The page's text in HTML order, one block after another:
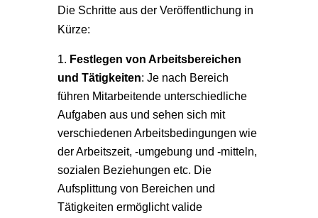
Die Schritte aus der Veröffentlichung in
Kürze:
Festlegen von Arbeitsbereichen
und Tätigkeiten: Je nach Bereich
führen Mitarbeitende unterschiedliche
Aufgaben aus und sehen sich mit
verschiedenen Arbeitsbedingungen wie
der Arbeitszeit, -umgebung und -mitteln,
sozialen Beziehungen etc. Die
Aufsplittung von Bereichen und
Tätigkeiten ermöglicht valide